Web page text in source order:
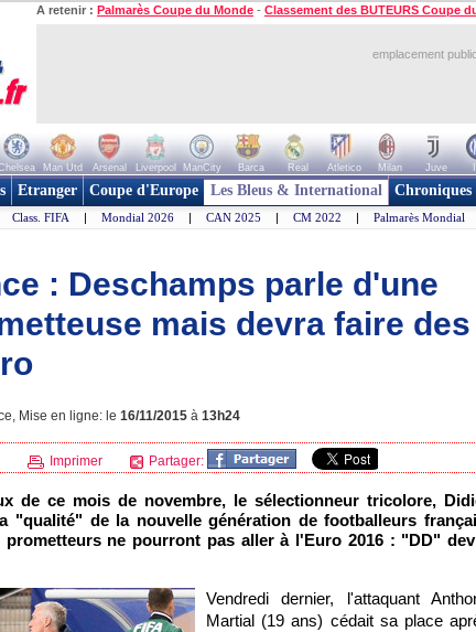
A retenir : Palmarès Coupe du Monde - Classement des BUTEURS Coupe
emplacement
Man Utd Arsenal Liverpool ManCity Barca Real Atletico Milan Juve
Etranger Coupe d'Europe Les Bleus & International Chroniques
Class. FIFA | Mondial 2026 | CAN 2025 | CM 2022 | Palmarès Mondial
: Deschamps parle d'une
mais devra faire des
Mise en ligne: le 16/11/2015 à 13h24
Imprimer Partager:
de ce mois de novembre, le sélectionneur tricolore,
"qualité" de la nouvelle génération de footballeurs
ne pourront pas aller à l'Euro 2016 : "DD"
Vendredi dernier, l'attaquant
Martial (19 ans) cédait sa place